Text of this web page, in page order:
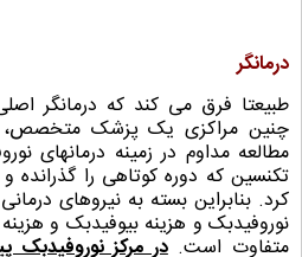
درمانگر
طبیعتا فرق می کند که درمانگر
چنین مراکزی یک پزشک متخصص،
مطالعه مداوم در زمینه درمانهای
تکنسین که دوره کوتاهی را گذرانده
کرد. بنابراین بسته به نیروهای
نوروفیدبک و هزینه بیوفیدبک و
متفاوت است.در مرکز نوروفیدبک